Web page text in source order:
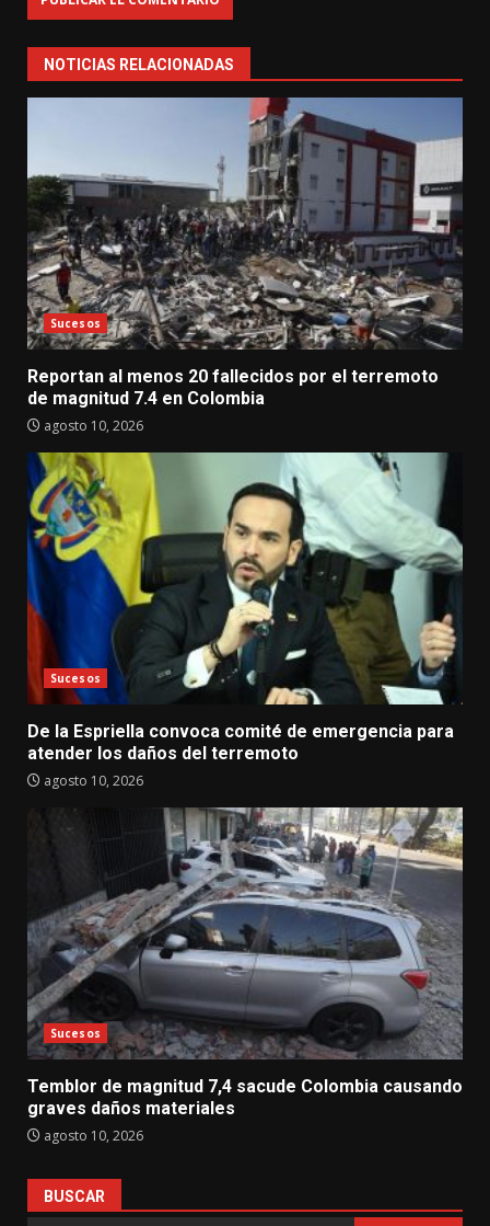
NOTICIAS RELACIONADAS
Sucesos
Reportan al menos 20 fallecidos por el terremoto
de magnitud 7.4 en Colombia
agosto 10, 2026
Sucesos
De la Espriella convoca comité de emergencia para
atender los daños del terremoto
agosto 10, 2026
Sucesos
Temblor de magnitud 7,4 sacude Colombia causando
graves daños materiales
agosto 10, 2026
BUSCAR